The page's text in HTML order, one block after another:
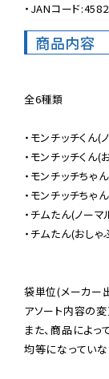
・JANコード
商品内容
全6種類
・モンチッチくん
・モンチッチくん
・モンチッチちゃ
・モンチッチちゃ
・チムたん(ノー
・チムたん(おし
袋単位(メーカー
アソート内容の変
また、商品によ
均等になっていな